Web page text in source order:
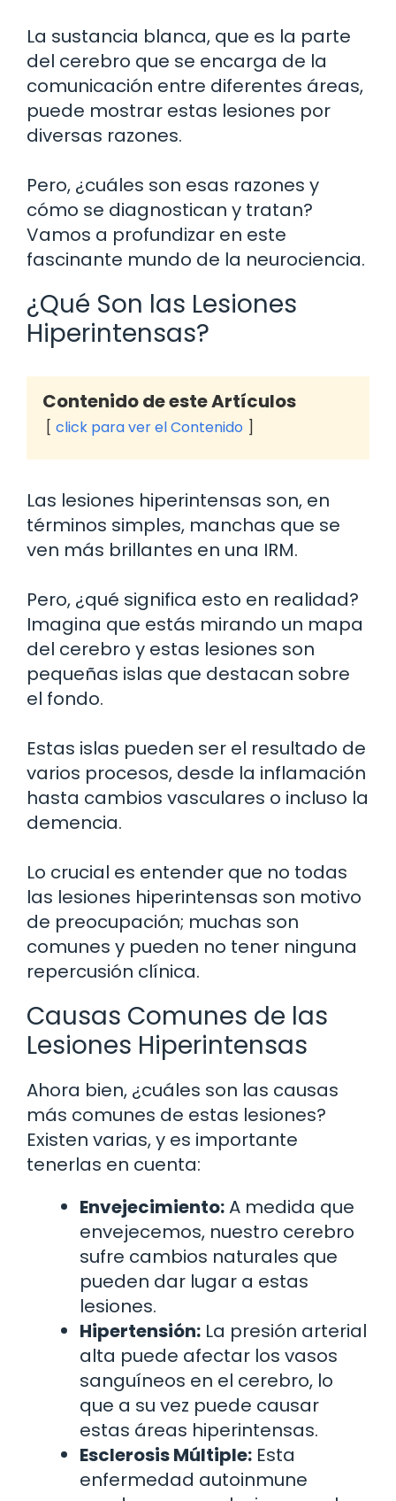
La sustancia blanca, que es la parte
del cerebro que se encarga de la
comunicación entre diferentes áreas,
puede mostrar estas lesiones por
diversas razones.
Pero, ¿cuáles son esas razones y
cómo se diagnostican y tratan?
Vamos a profundizar en este
fascinante mundo de la neurociencia.
¿Qué Son las Lesiones
Hiperintensas?
Contenido de este Artículos
click para ver el Contenido
Las lesiones hiperintensas son, en
términos simples, manchas que se
ven más brillantes en una IRM.
Pero, ¿qué significa esto en realidad?
Imagina que estás mirando un mapa
del cerebro y estas lesiones son
pequeñas islas que destacan sobre
el fondo.
Estas islas pueden ser el resultado de
varios procesos, desde la inflamación
hasta cambios vasculares o incluso la
demencia.
Lo crucial es entender que no todas
las lesiones hiperintensas son motivo
de preocupación; muchas son
comunes y pueden no tener ninguna
repercusión clínica.
Causas Comunes de las
Lesiones Hiperintensas
Ahora bien, ¿cuáles son las causas
más comunes de estas lesiones?
Existen varias, y es importante
tenerlas en cuenta:
Envejecimiento:A medida que
envejecemos, nuestro cerebro
sufre cambios naturales que
pueden dar lugar a estas
lesiones.
Hipertensión: La presión arterial
alta puede afectar los vasos
sanguíneos en el cerebro, lo
que a su vez puede causar
estas áreas hiperintensas.
Esclerosis Múltiple: Esta
enfermedad autoinmune